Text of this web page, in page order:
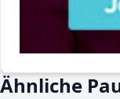
Ähnliche